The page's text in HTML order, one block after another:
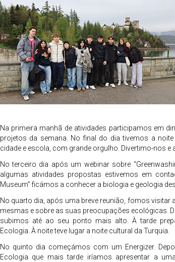
Na primeira manhã de atividades participamos em
projetos da semana. No final do dia tivemos a
cidade e escola, com grande orgulho. Divertimo-nos e
No terceiro dia após um webinar sobre
algumas atividades propostas estivemos em
Museum” ficámos a conhecer a biologia e geologia
No quarto dia, após uma breve reunião, fomos
mesmas e sobre as suas preocupações ecológicas.
subimos até ao seu ponto mais alto. À tarde
Ecologia. À noite teve lugar a noite cultural da Turquia.
No quinto dia começámos com um Energizer.
Ecologia que mais tarde iríamos apresentar a